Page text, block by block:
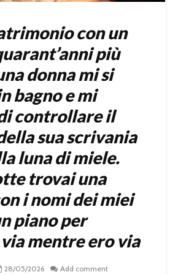
con un
più
donna mi si
bagno e mi
controllare il
sua scrivania
luna di miele.
trovai una
i nomi dei miei
piano per
mentre ero via
28/05/2026 Add comment